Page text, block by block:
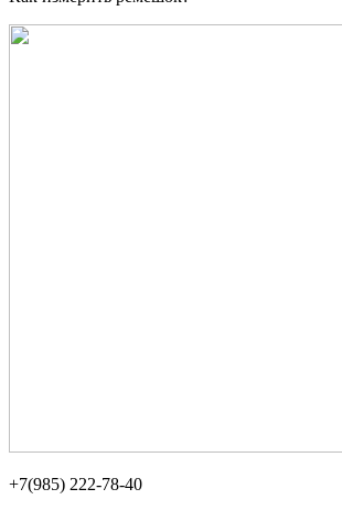
+7(985) 222-78-40